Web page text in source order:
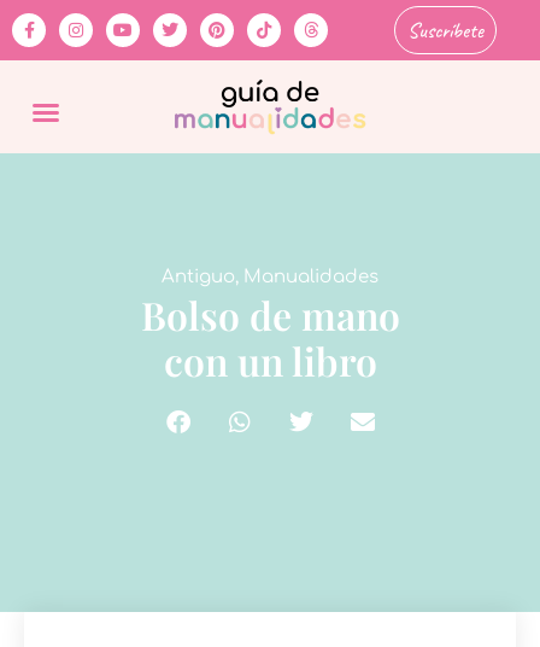
Suscríbete
Antiguo, Manualidades
Bolso de mano
con un libro